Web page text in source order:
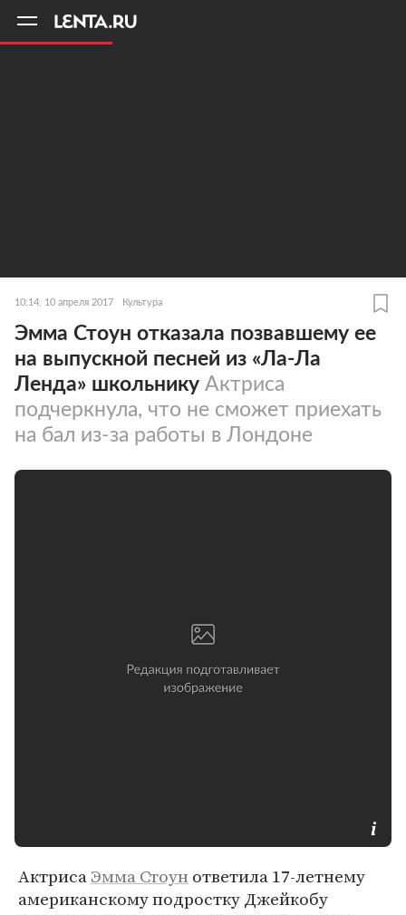
10:14, 10 апреля 2017 Культура
Эмма Стоун отказала позвавшему ее
на выпускной песней из «Ла-Ла
Ленда» школьнику Актриса
подчеркнула, что не сможет приехать
на бал из-за работы в Лондоне
АктрисаЭмма Стоун ответила 17-летнему
американскому подростку Джейкобу